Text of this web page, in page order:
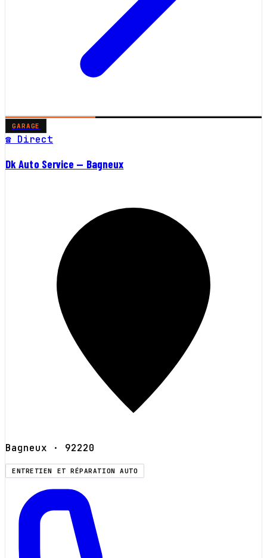
GARAGE
☎ Direct
Dk Auto Service — Bagneux
Bagneux · 92220
ENTRETIEN ET RÉPARATION AUTO